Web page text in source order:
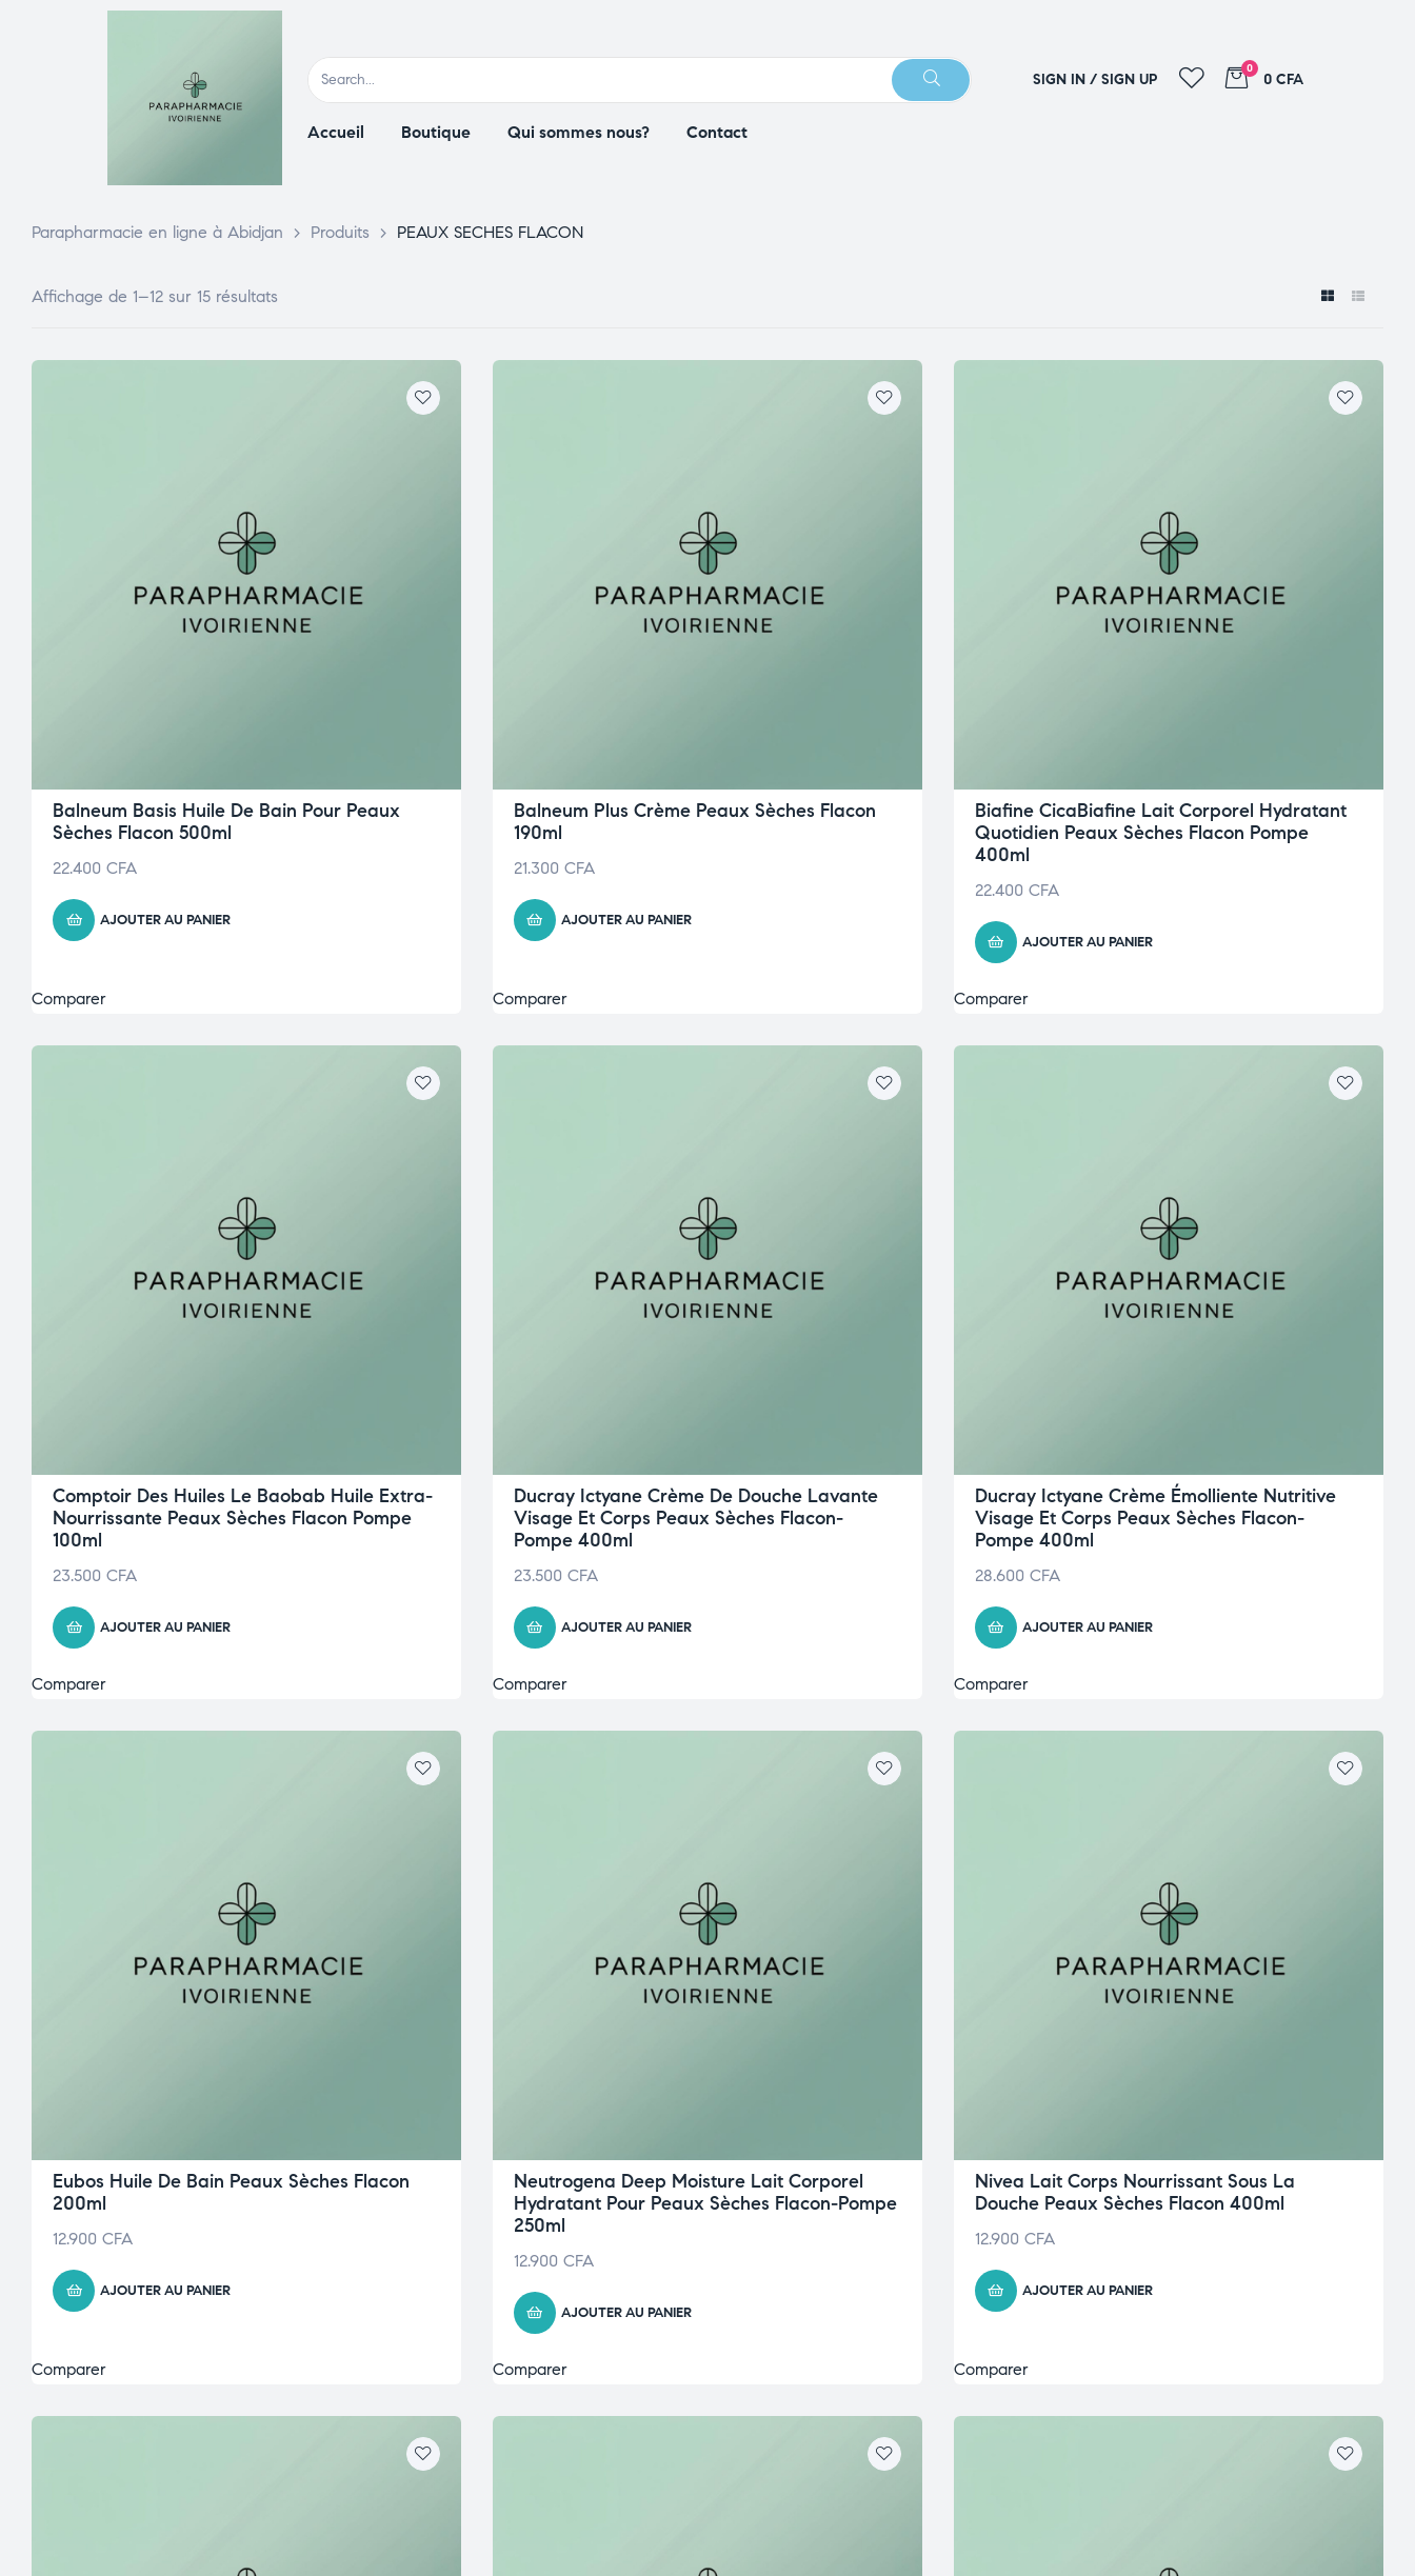
SIGN IN / SIGN UP
0
0 CFA
Accueil Boutique Qui sommes nous? Contact
Parapharmacie en ligne à Abidjan > Produits > PEAUX SECHES FLACON
Affichage de 1–12 sur 15 résultats
Balneum Basis Huile De Bain Pour Peaux
Sèches Flacon 500ml
22.400 CFA
AJOUTER AU PANIER
Comparer
Balneum Plus Crème Peaux Sèches Flacon
190ml
21.300 CFA
AJOUTER AU PANIER
Comparer
Biafine CicaBiafine Lait Corporel Hydratant
Quotidien Peaux Sèches Flacon Pompe
400ml
22.400 CFA
AJOUTER AU PANIER
Comparer
Comptoir Des Huiles Le Baobab Huile Extra-
Nourrissante Peaux Sèches Flacon Pompe
100ml
23.500 CFA
AJOUTER AU PANIER
Comparer
Ducray Ictyane Crème De Douche Lavante
Visage Et Corps Peaux Sèches Flacon-
Pompe 400ml
23.500 CFA
AJOUTER AU PANIER
Comparer
Ducray Ictyane Crème Émolliente Nutritive
Visage Et Corps Peaux Sèches Flacon-
Pompe 400ml
28.600 CFA
AJOUTER AU PANIER
Comparer
Eubos Huile De Bain Peaux Sèches Flacon
200ml
12.900 CFA
AJOUTER AU PANIER
Comparer
Neutrogena Deep Moisture Lait Corporel
Hydratant Pour Peaux Sèches Flacon-Pompe
250ml
12.900 CFA
AJOUTER AU PANIER
Comparer
Nivea Lait Corps Nourrissant Sous La
Douche Peaux Sèches Flacon 400ml
12.900 CFA
AJOUTER AU PANIER
Comparer